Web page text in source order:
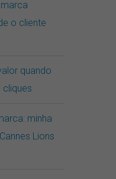
o cliente
quando
minha
Lions